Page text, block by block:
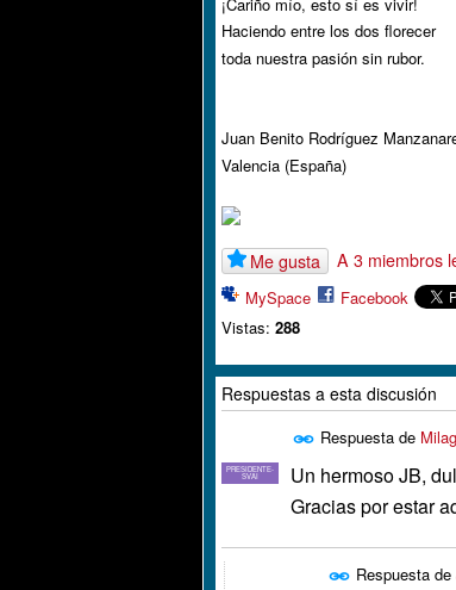
Haciendo entre los dos florecer
toda nuestra pasión sin rubor.
Juan Benito Rodríguez
Valencia (España)
Me gusta A 3 miembros
MySpace
Facebook
Vistas: 288
Respuestas a esta discusión
PRESIDENTE-
SVAI
Respuesta de
Un hermoso JB,
Gracias por estar
Respuesta de